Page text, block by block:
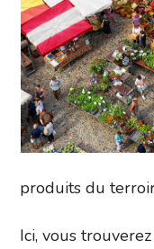
produits du
Ici, vous